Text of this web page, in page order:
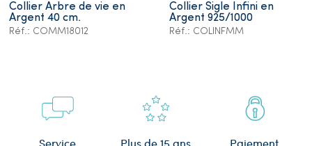
Collier Arbre de vie en
Argent 40 cm.
Réf.: COMM18012
Collier Sigle Infini en
Argent 925/1000
Réf.: COLINFMM
Service
Plus de 15 ans
Paiement